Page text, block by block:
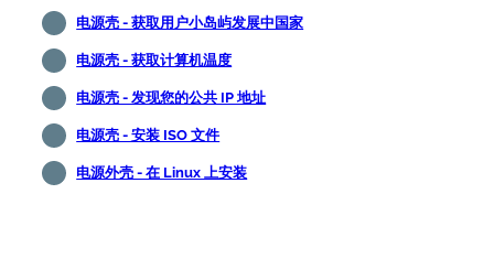
电源壳 - 获取用户小岛屿发展中国家
电源壳 - 获取计算机温度
电源壳 - 发现您的公共 IP 地址
电源壳 - 安装 ISO 文件
电源外壳 - 在 Linux 上安装